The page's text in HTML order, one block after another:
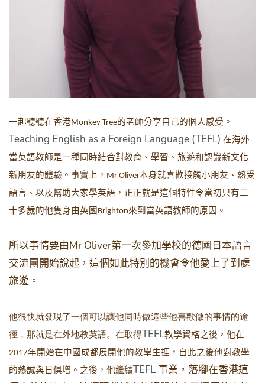
一起聽聽在香港Monkey Tree的老師分享自己的個人感受。
Teaching English as a Foreign Language (TEFL) 在海外
當英語教師是一種同時結合對教育、學習、旅遊和認識新文化
新朋友的體驗。事實上， Mr Oliver本身就喜歡接觸小朋友、熱受
語言、以及幫助大家學英語，正正就是這個特性令當初只有二
十多歲的他隻身由英國 Brighton來到當英語教師的原因。
所以事情要由Mr Oliver第一次參加學校的德國日本語言
交流團開始說起，這個如此特別的機會令他愛上了到處
旅遊。
他很快就發現了一個可以讓他同時做這些他喜歡做的事情的途
徑，那就是在外地教英語。在取得TEFL教學資格之後，他在
2017年開始在中國成都展開他的教學生捱，自此之後他對教學
的熱誠與日俱增。之後，他繼續TEFL 事業，落腳在香港這